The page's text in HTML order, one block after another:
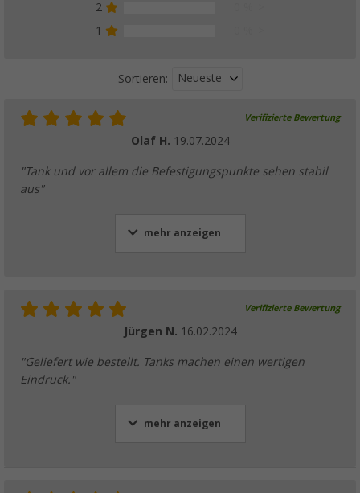
2
1
Sortieren: Neueste
Verifizierte Bewertung
Olaf H. 19.07.2024
"Tank und vor allem die Befestigungspunkte sehen stabil
aus"
mehr anzeigen
Verifizierte Bewertung
Jürgen N. 16.02.2024
"Geliefert wie bestellt. Tanks machen einen wertigen
Eindruck."
mehr anzeigen